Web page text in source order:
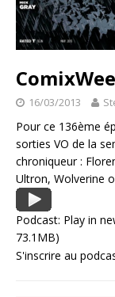
16/03/2013
Pour ce 136ème
sorties VO de la
chroniqueur :
Ultron, Wolverine
Podcast: Play in
73.1MB)
S'inscrire au